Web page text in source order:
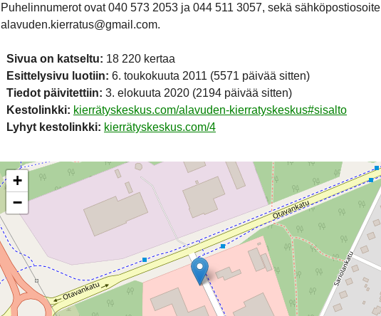
Puhelinnumerot ovat 040 573 2053 ja 044 511 3057, sekä sähköpostiosoite
alavuden.kierratus@gmail.com.
Sivua on katseltu: 18 220 kertaa
Esittelysivu luotiin: 6. toukokuuta 2011 (5571 päivää sitten)
Tiedot päivitettiin: 3. elokuuta 2020 (2194 päivää sitten)
Kestolinkki: kierrätyskeskus.com/alavuden-kierratyskeskus#sisalto
Lyhyt kestolinkki: kierrätyskeskus.com/4
+
−